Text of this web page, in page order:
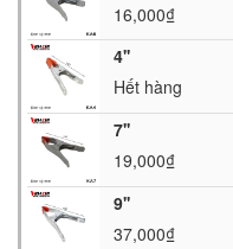
16,000₫
4''
Hết hàng
7''
19,000₫
9''
37,000₫